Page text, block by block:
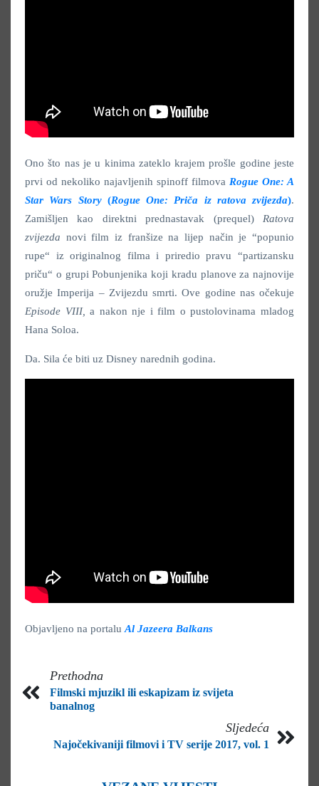
Ono što nas je u kinima zateklo krajem prošle godine jeste
prvi od nekoliko najavljenih spinoff filmova Rogue One: A
Star Wars Story (Rogue One: Priča iz ratova zvijezda).
Zamišljen kao direktni prednastavak (prequel) Ratova
zvijezda novi film iz franšize na lijep način je “popunio
rupe“ iz originalnog filma i priredio pravu “partizansku
priču“ o grupi Pobunjenika koji kradu planove za najnovije
oružje Imperija – Zvijezdu smrti. Ove godine nas očekuje
Episode VIII,a nakon nje i film o pustolovinama mladog
Hana Soloa.
Da. Sila će biti uz Disney narednih godina.
Objavljeno na portaluAl Jazeera Balkans
Prethodna
Filmski mjuzikl ili eskapizam iz svijeta
banalnog
Sljedeća
Najočekivaniji filmovi i TV serije 2017, vol. 1